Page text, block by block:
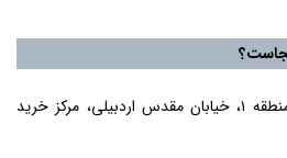
آدرس سفارت فنلاند : تهران، منطقه ۱، خیابان مقدس اردبیلی، مرکز خرید